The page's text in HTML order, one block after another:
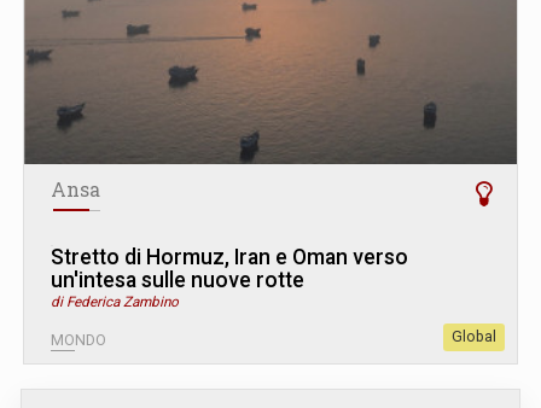
Ansa
Stretto di Hormuz, Iran e Oman verso
un'intesa sulle nuove rotte
di Federica Zambino
MONDO Global